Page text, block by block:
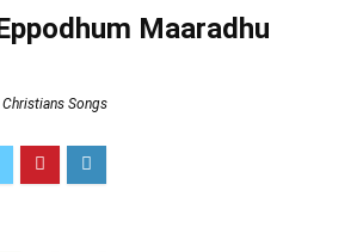
Maaradhu
Christians Songs